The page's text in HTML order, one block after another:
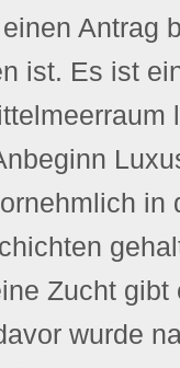
Antrag
ist. Es ist
in
Zucht
wurde